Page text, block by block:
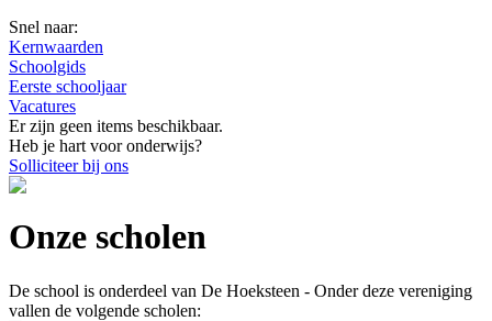
Snel naar:
Kernwaarden
Schoolgids
Eerste schooljaar
Vacatures
Er zijn geen items beschikbaar.
Heb je hart voor onderwijs?
Solliciteer bij ons
Onze scholen
De school is onderdeel van De Hoeksteen - Onder deze vereniging
vallen de volgende scholen: